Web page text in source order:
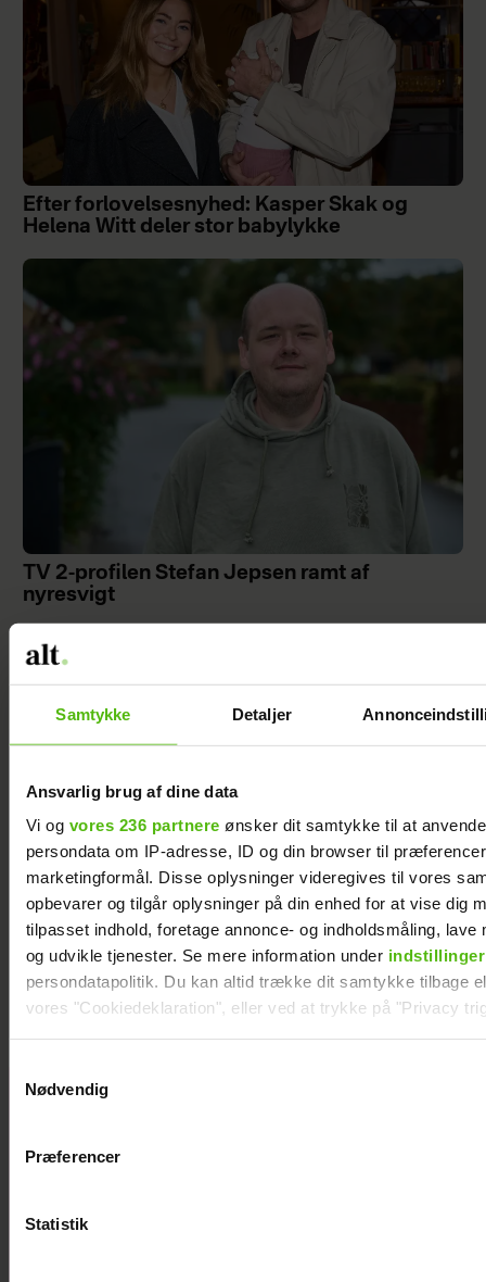
Samtykke Detaljer
Ansvarlig brug af dine data
Vi og vores 236 partnere ønsker dit samtykke til at
persondata om IP-adresse, ID og din browser til
marketingformål. Disse oplysninger videregives til vores
opbevarer og tilgår oplysninger på din enhed for at vise dig
tilpasset indhold, foretage annonce- og indholdsmåling, lave
og udvikle tjenester. Se mere information under indstillinger
persondatapolitik. Du kan altid trække dit samtykke tilbage
vores "Cookiedeklaration", eller ved at trykke på "Privacy
Vi anvender egne cookies og cookies fra tredjeparter til at
generere statistik og huske dine præferencer samt til brug
Nødvendig
Præferencer
Statistik
Efter forlovelsesnyhed: Kasper Skak og
Helena Witt deler stor babylykke
TV 2-profilen Stefan Jepsen ramt af
nyresvigt
Natasha Brock mødte sin mand på
Skanderborg